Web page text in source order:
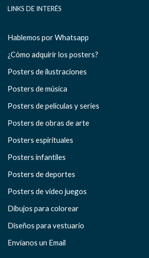
LINKS DE INTERÉS
Hablemos por Whatsapp
¿Cómo adquirir los posters?
Posters de ilustraciones
Posters de música
Posters de películas y series
Posters de obras de arte
Posters espirituales
Posters infantiles
Posters de deportes
Posters de video juegos
Dibujos para colorear
Diseños para vestuario
Envíanos un Email